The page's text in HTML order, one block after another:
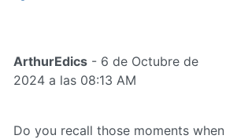
ArthurEdics - 6 de Octubre de
2024 a las 08:13 AM
Do you recall those moments when